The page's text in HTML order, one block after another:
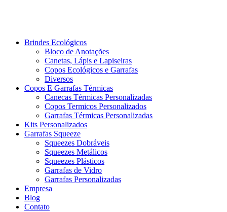
Brindes Ecológicos
Bloco de Anotações
Canetas, Lápis e Lapiseiras
Copos Ecológicos e Garrafas
Diversos
Copos E Garrafas Térmicas
Canecas Térmicas Personalizadas
Copos Termicos Personalizados
Garrafas Térmicas Personalizadas
Kits Personalizados
Garrafas Squeeze
Squeezes Dobráveis
Squeezes Metálicos
Squeezes Plásticos
Garrafas de Vidro
Garrafas Personalizadas
Empresa
Blog
Contato